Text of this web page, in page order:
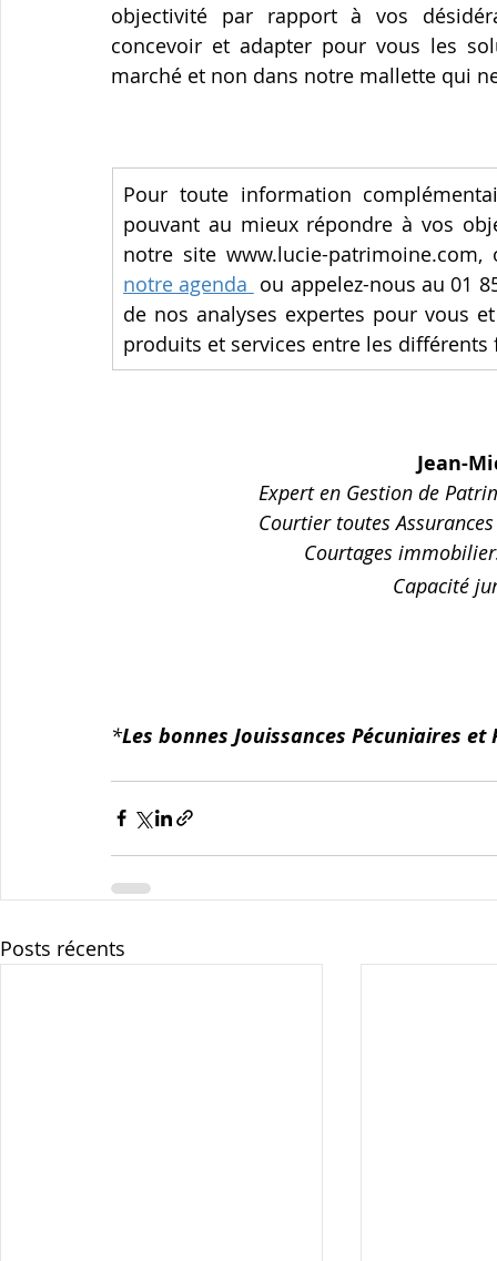
objectivité par rapport à vos
concevoir et adapter pour vous les
marché et non dans notre mallette qui
Pour toute information
pouvant au mieux répondre à vos
notre agenda ou appelez-nous au 01
de nos analyses expertes pour vous
produits et services entre les
Jean-
Expert en Gestion de
Courtier toutes
Courtages
Capacité
*Les bonnes Jouissances Pécuniaires
Posts récents